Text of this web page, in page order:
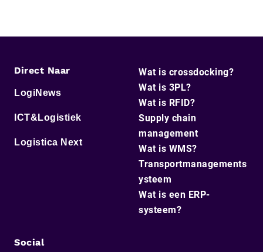
Direct Naar
LogiNews
ICT&Logistiek
Logistica Next
Wat is crossdocking?
Wat is 3PL?
Wat is RFID?
Supply chain
management
Wat is WMS?
Transportmanagements
ysteem
Wat is een ERP-
systeem?
Social